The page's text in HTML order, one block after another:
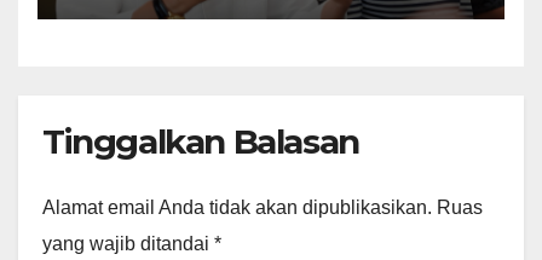
Perundang-undangan
Tinggalkan Balasan
Alamat email Anda tidak akan dipublikasikan. Ruas
yang wajib ditandai *